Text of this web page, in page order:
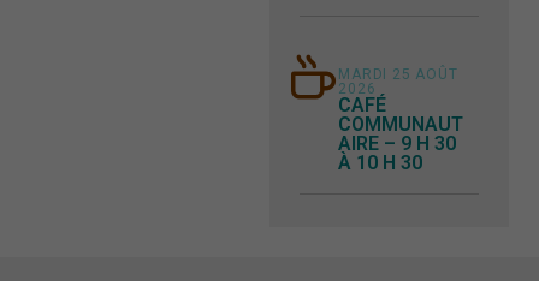
MARDI 25 AOÛT
2026
CAFÉ
COMMUNAUT
AIRE – 9 H 30
À 10 H 30